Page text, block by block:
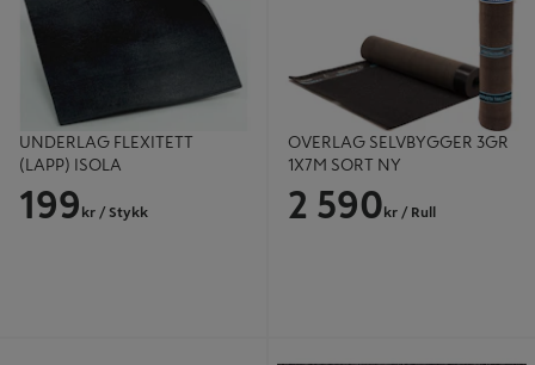
UNDERLAG FLEXITETT
(LAPP) ISOLA
199 kr / Stykk
OVERLAG SELVBYGGER 3GR
1X7M SORT NY
2 590 kr / Rull